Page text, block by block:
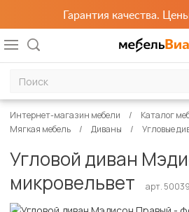
Гарантия качества.
Интернет-магазин мебели
Каталог
Мягкая мебель
Диваны Угловые
Угловой диван
микровельвет
арт.